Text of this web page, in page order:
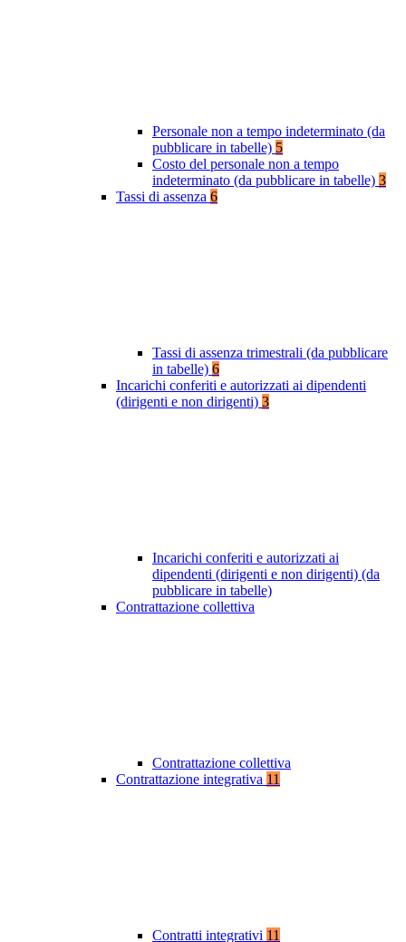
Personale non a tempo indeterminato (da
pubblicare in tabelle) 5
Costo del personale non a tempo
indeterminato (da pubblicare in tabelle) 3
Tassi di assenza 6
Tassi di assenza trimestrali (da pubblicare
in tabelle) 6
Incarichi conferiti e autorizzati ai dipendenti
(dirigenti e non dirigenti) 3
Incarichi conferiti e autorizzati ai
dipendenti (dirigenti e non dirigenti) (da
pubblicare in tabelle)
Contrattazione collettiva
Contrattazione collettiva
Contrattazione integrativa 11
Contratti integrativi 11